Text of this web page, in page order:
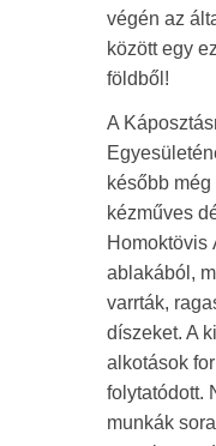
végén az
között egy
földből!
A
később
kézműves
Homoktövis
ablakából,
varrták,
díszeket. A
alkotások
folytatódott.
munkák